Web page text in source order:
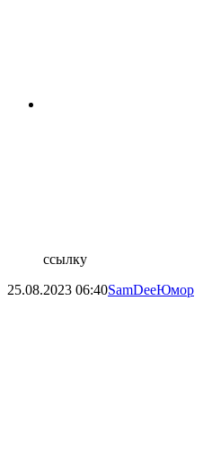
ссылку
25.08.2023 06:40SamDeeЮмор